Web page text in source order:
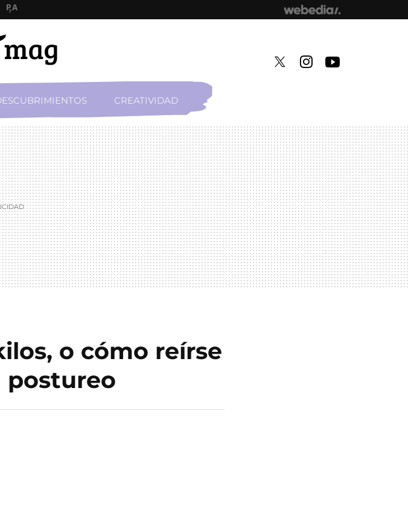
CREATIVIDAD
o cómo reírse
postureo